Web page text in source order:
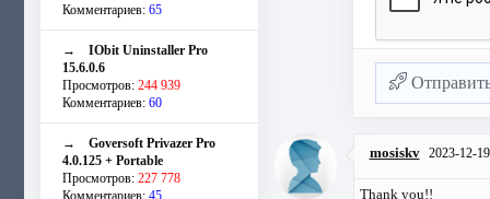
Комментариев: 65
→ IObit Uninstaller Pro
15.6.0.6
Просмотров: 244 939
Комментариев: 60
→ Goversoft Privazer Pro
4.0.125 + Portable
Просмотров: 227 778
Комментариев: 45
mosiskv 2023-12-19
Thank you!!